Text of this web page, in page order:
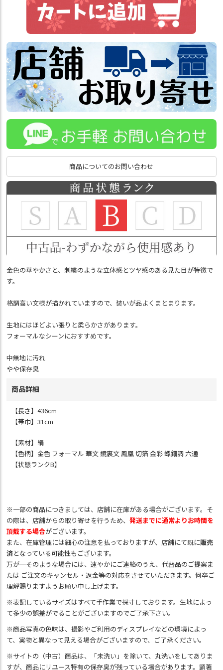
商品についてのお問い合わせ
金色の華やかさと、刺繍のような立体感とツヤ感のある見た目が特徴で
す。
格調高い文様が描かれていますので、装いが品よくまとまります。
生地にはほどよい張りと柔らかさがあります。
フォーマルなシーンにおすすめです。
中無地に汚れ
やや保存臭
商品詳細
【長さ】436cm
【帯巾】31cm
【素材】絹
【色柄】金色 フォーマル 華文 鏡裏文 鳳凰 切箔 金彩 螺鈿調 六通
【状態ランクB】
※一部の商品につきましては、店舗に在庫がある場合がございます。そ
の際は、店舗からの取り寄せを行うため、発送までに通常よりお時間を
頂戴する場合がございます。
また、在庫管理には細心の注意を払っておりますが、店舗にて既に販売
済となっている可能性もございます。
万が一そのような場合には、速やかにご連絡のうえ、代替品のご提案ま
たは ご注文のキャンセル・返金等の対応をさせていただきます。何卒ご
理解賜りますようお願い申し上げます。
※表記しているサイズはすべて手作業で採寸しております。生地によっ
て多少の誤差がでることがございますのでご了承下さい。
※商品写真の色味は、撮影やご利用のディスプレイなどの環境によっ
て、実物と異なって見える場合がございますので、ご了承ください。
※サイトの（中古）商品は、「未洗い」を除いて、丸洗いをしてありま
すが、商品にリユース特有の保存臭が残っている場合があります。顕著